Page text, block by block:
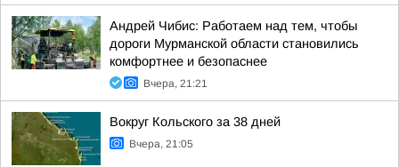
Андрей Чибис: Работаем над тем, чтобы
дороги Мурманской области становились
комфортнее и безопаснее
Вчера, 21:21
Вокруг Кольского за 38 дней
Вчера, 21:05